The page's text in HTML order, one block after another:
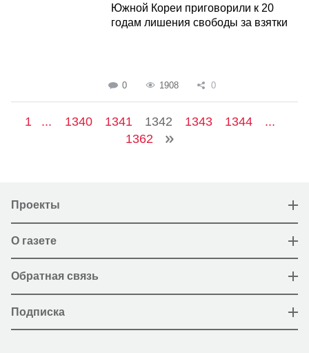
Южной Кореи приговорили к 20
годам лишения свободы за взятки
0 1908 0
1 ... 1340 1341 1342 1343 1344
...
1362
Проекты
О газете
Обратная связь
Подписка